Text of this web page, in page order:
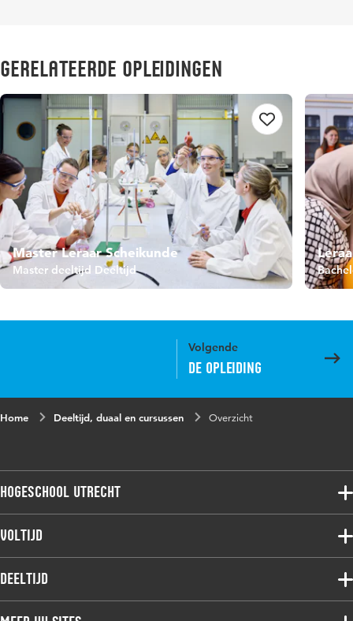
Gerelateerde opleidingen
Master Leraar Scheikunde
Master deeltijd Deeltijd
Volgende
De opleiding
Home Deeltijd, duaal en cursussen Overzicht
Hogeschool Utrecht
Voltijdopleidingen
Deeltijdopleidingen
Onderzoek
Voltijd
Associate degree
Bachelor
Deeltijd
Associate degree